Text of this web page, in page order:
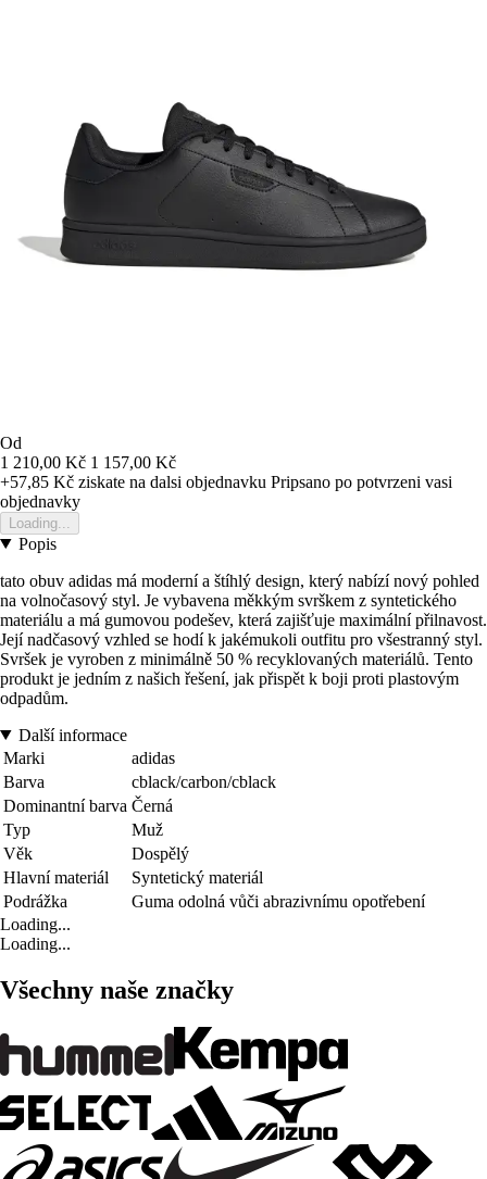
Od
1 210,00 Kč 1 157,00 Kč
+57,85 Kč ziskate na dalsi objednavku Pripsano po potvrzeni vasi
objednavky
Loading...
Popis
tato obuv adidas má moderní a štíhlý design, který nabízí nový pohled
na volnočasový styl. Je vybavena měkkým svrškem z syntetického
materiálu a má gumovou podešev, která zajišťuje maximální přilnavost.
Její nadčasový vzhled se hodí k jakémukoli outfitu pro všestranný styl.
Svršek je vyroben z minimálně 50 % recyklovaných materiálů. Tento
produkt je jedním z našich řešení, jak přispět k boji proti plastovým
odpadům.
Další informace
Marki
adidas
Barva
cblack/carbon/cblack
Dominantní barva Černá
Typ
Muž
Věk
Dospělý
Hlavní materiál
Syntetický materiál
Podrážka
Guma odolná vůči abrazivnímu opotřebení
Loading...
Loading...
Všechny naše značky